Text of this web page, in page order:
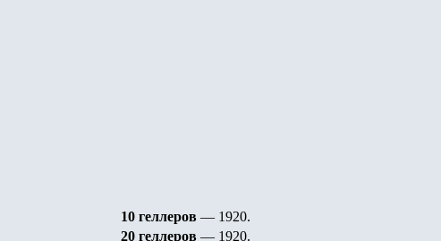
10 геллеров — 1920.
20 геллеров — 1920.